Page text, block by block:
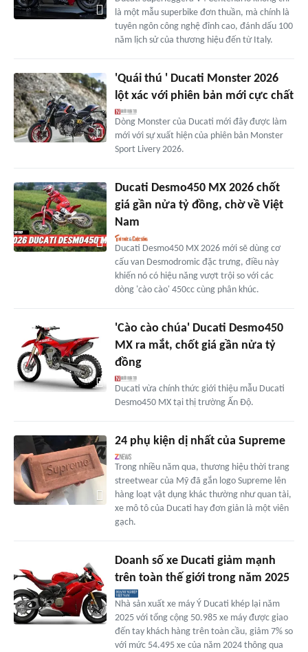
là một mẫu superbike đơn thuần, mà chính là
tuyên ngôn công nghệ đỉnh cao, đánh dấu 100
năm lịch sử của thương hiệu đến từ Italy.
'Quái thú ' Ducati Monster 2026
lột xác với phiên bản mới cực chất
Dòng Monster của Ducati mới đây được làm
mới với sự xuất hiện của phiên bản Monster
Sport Livery 2026.
Ducati Desmo450 MX 2026 chốt
giá gần nửa tỷ đồng, chờ về Việt
Nam
Ducati Desmo450 MX 2026 mới sẽ dùng cơ
cấu van Desmodromic đặc trưng, điều này
khiến nó có hiệu năng vượt trội so với các
dòng 'cào cào' 450cc cùng phân khúc.
'Cào cào chúa' Ducati Desmo450
MX ra mắt, chốt giá gần nửa tỷ
đồng
Ducati vừa chính thức giới thiệu mẫu Ducati
Desmo450 MX tại thị trường Ấn Độ.
24 phụ kiện dị nhất của Supreme
Trong nhiều năm qua, thương hiệu thời trang
streetwear của Mỹ đã gắn logo Supreme lên
hàng loạt vật dụng khác thường như quan tài,
xe mô tô của Ducati hay đơn giản là một viên
gạch.
Doanh số xe Ducati giảm mạnh
trên toàn thế giới trong năm 2025
Nhà sản xuất xe máy Ý Ducati khép lại năm
2025 với tổng cộng 50.985 xe máy được giao
đến tay khách hàng trên toàn cầu, giảm 7% so
với mức 54.495 xe của năm 2024 thông qua